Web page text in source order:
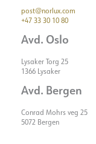
post@norlux.com
+47 33 30 10 80
Avd. Oslo
Lysaker Torg 25
1366 Lysaker
Avd. Bergen
Conrad Mohrs veg 25
5072 Bergen